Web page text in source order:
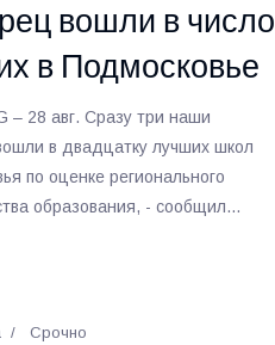
вошли в число
в Подмосковье
– 28 авг. Сразу три наши
в двадцатку лучших школ
по оценке регионального
образования, - сообщил
Ульянов.
Срочно